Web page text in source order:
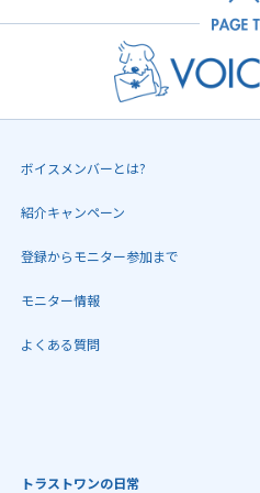
ボイスメンバーとは?
紹介キャンペーン
登録からモニター参加まで
モニター情報
よくある質問
トラストワンの日常